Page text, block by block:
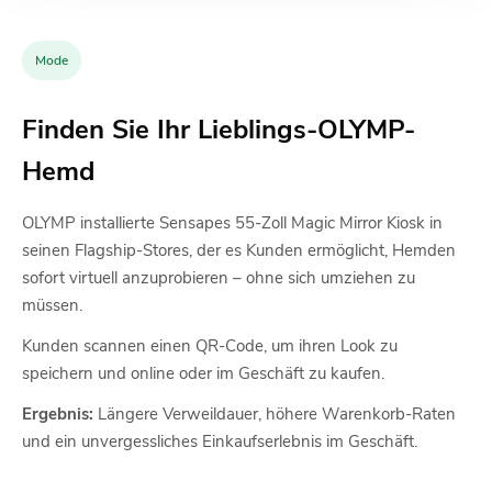
Mode
Finden Sie Ihr Lieblings-OLYMP-
Hemd
OLYMP installierte Sensapes 55-Zoll Magic Mirror Kiosk in
seinen Flagship-Stores, der es Kunden ermöglicht, Hemden
sofort virtuell anzuprobieren – ohne sich umziehen zu
müssen.
Kunden scannen einen QR-Code, um ihren Look zu
speichern und online oder im Geschäft zu kaufen.
Ergebnis: Längere Verweildauer, höhere Warenkorb-Raten
und ein unvergessliches Einkaufserlebnis im Geschäft.